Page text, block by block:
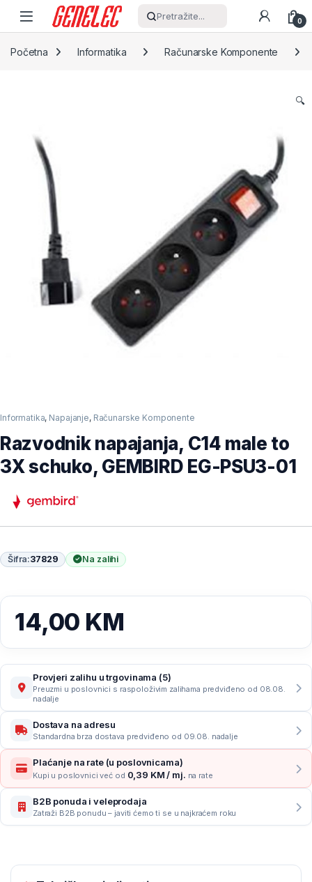
Skip to navigation
Skip to content
Pretražite... 0
Početna Informatika Računarske Komponente
🔍
Informatika, Napajanje, Računarske Komponente
Razvodnik napajanja, C14 male to
3X schuko, GEMBIRD EG-PSU3-01
Šifra:37829 Na zalihi
14,00 KM
Provjeri zalihu u trgovinama (5)
Preuzmi u poslovnici s raspoloživim zalihama predviđeno od 08.08.
nadalje
Dostava na adresu
Standardna brza dostava predviđeno od 09.08. nadalje
Plaćanje na rate (u poslovnicama)
Kupi u poslovnici već od 0,39 KM / mj. na rate
B2B ponuda i veleprodaja
Zatraži B2B ponudu – javiti ćemo ti se u najkraćem roku